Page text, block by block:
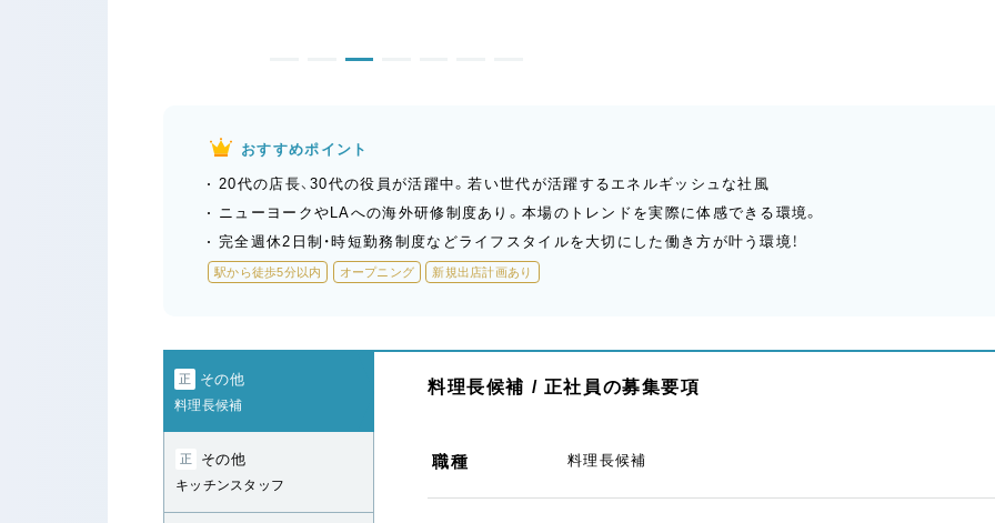
おすすめポイント
20代の店長、30代の役員が活躍中。若い世代が活躍するエネルギッシュな社風
ニューヨークやLAへの海外研修制度あり。本場のトレンドを実際に体感できる環境。
完全週休2日制・時短勤務制度などライフスタイルを大切にした働き方が叶う環境！
駅から徒歩5分以内 オープニング 新規出店計画あり
正 その他
料理長候補
正 その他
キッチンスタッフ
料理長候補 / 正社員の募集要項
職種 料理長候補